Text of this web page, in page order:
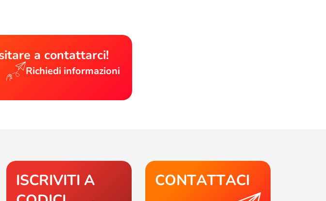
a contattarci!
Richiedi informazioni
ISCRIVITI A
CONTATTACI